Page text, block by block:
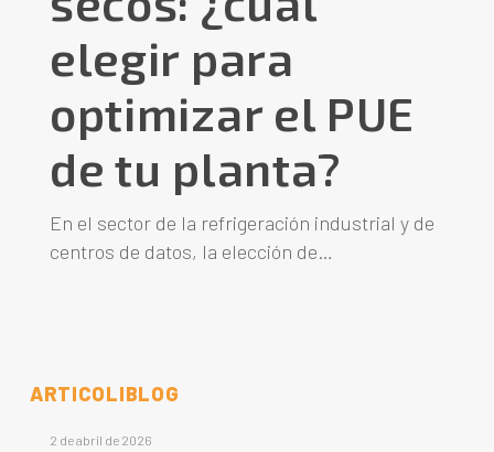
elegir para
optimizar el PUE
de tu planta?
En el sector de la refrigeración industrial y de
centros de datos, la elección de…
ARTICOLIBLOG
2 de abril de 2026